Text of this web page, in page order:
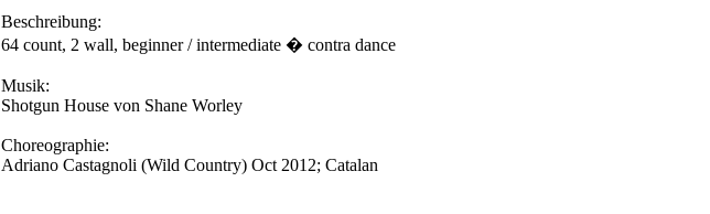
Beschreibung:
64 count, 2 wall, beginner / intermediate � contra dance
Musik:
Shotgun House von Shane Worley
Choreographie:
Adriano Castagnoli (Wild Country) Oct 2012; Catalan